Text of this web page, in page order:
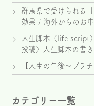
群馬県で受けられる
効果 / 海外からのお
人生脚本（life script
投稿〉人生脚本の書
【人生の午後～プラ
カテゴリー一覧